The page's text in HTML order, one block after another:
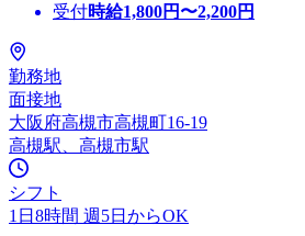
受付時給1,800円〜2,200円
勤務地
面接地
大阪府高槻市高槻町16-19
高槻駅、高槻市駅
シフト
1日8時間 週5日からOK